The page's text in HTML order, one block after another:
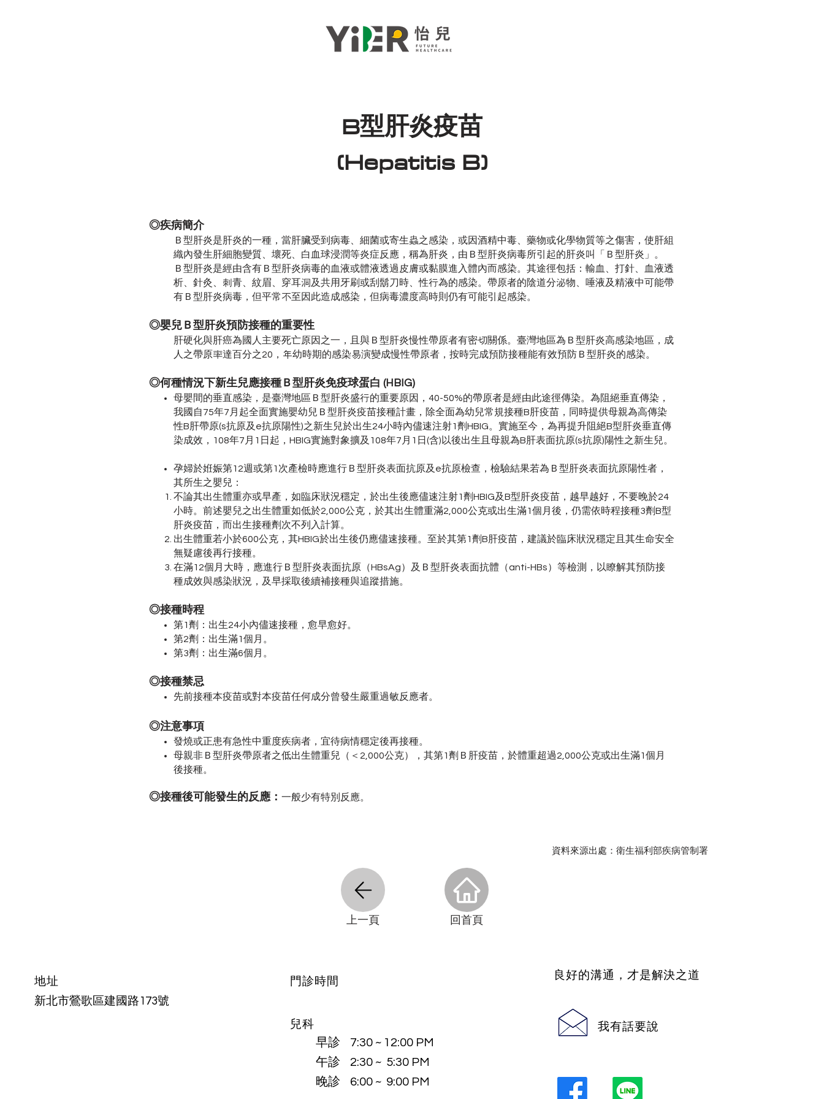
B型肝炎疫苗
(Hepatitis B)
◎疾病簡介
Ｂ型肝炎是肝炎的一種，當肝臟受到病毒、細菌或寄生蟲之感染，或因酒精中毒、藥物或化學物質等之傷害，使肝組
織內發生肝細胞變質、壞死、白血球浸潤等炎症反應，稱為肝炎，由Ｂ型肝炎病毒所引起的肝炎叫「Ｂ型肝炎」。
Ｂ型肝炎是經由含有Ｂ型肝炎病毒的血液或體液透過皮膚或黏膜進入體內而感染。其途徑包括：輸血、打針、血液透
析、針灸、刺青、紋眉、穿耳洞及共用牙刷或刮鬍刀時、性行為的感染。帶原者的陰道分泌物、唾液及精液中可能帶
有Ｂ型肝炎病毒，但平常不至因此造成感染，但病毒濃度高時則仍有可能引起感染。
◎嬰兒Ｂ型肝炎預防接種的重要性
肝硬化與肝癌為國人主要死亡原因之一，且與Ｂ型肝炎慢性帶原者有密切關係。臺灣地區為Ｂ型肝炎高感染地區，成
人之帶原率達百分之20，年幼時期的感染易演變成慢性帶原者，按時完成預防接種能有效預防Ｂ型肝炎的感染。
◎何種情況下新生兒應接種Ｂ型肝炎免疫球蛋白 (HBIG)
母嬰間的垂直感染，是臺灣地區Ｂ型肝炎盛行的重要原因，40-50%的帶原者是經由此途徑傳染。為阻絕垂直傳染，
我國自75年7月起全面實施嬰幼兒Ｂ型肝炎疫苗接種計畫，除全面為幼兒常規接種B肝疫苗，同時提供母親為高傳染
性B肝帶原(s抗原及e抗原陽性)之新生兒於出生24小時內儘速注射1劑HBIG。實施至今，為再提升阻絕B型肝炎垂直傳
染成效，108年7月1日起，HBIG實施對象擴及108年7月1日(含)以後出生且母親為B肝表面抗原(s抗原)陽性之新生兒。
孕婦於姙娠第12週或第1次產檢時應進行Ｂ型肝炎表面抗原及e抗原檢查，檢驗結果若為Ｂ型肝炎表面抗原陽性者，
其所生之嬰兒：
不論其出生體重亦或早產，如臨床狀況穩定，於出生後應儘速注射1劑HBIG及B型肝炎疫苗，越早越好，不要晚於24
小時。前述嬰兒之出生體重如低於2,000公克，於其出生體重滿2,000公克或出生滿1個月後，仍需依時程接種3劑B型
肝炎疫苗，而出生接種劑次不列入計算。
出生體重若小於600公克，其HBIG於出生後仍應儘速接種。至於其第1劑B肝疫苗，建議於臨床狀況穩定且其生命安全
無疑慮後再行接種。
在滿12個月大時，應進行Ｂ型肝炎表面抗原（HBsAg）及Ｂ型肝炎表面抗體（anti-HBs）等檢測，以瞭解其預防接
種成效與感染狀況，及早採取後續補接種與追蹤措施。
◎接種時程
第1劑：出生24小內儘速接種，愈早愈好。
第2劑：出生滿1個月。
第3劑：出生滿6個月。
◎接種禁忌
先前接種本疫苗或對本疫苗任何成分曾發生嚴重過敏反應者。
◎注意事項
發燒或正患有急性中重度疾病者，宜待病情穩定後再接種。
母親非Ｂ型肝炎帶原者之低出生體重兒（＜2,000公克），其第1劑Ｂ肝疫苗，於體重超過2,000公克或出生滿1個月
後接種。
◎接種後可能發生的反應： 一般少有特別反應。
資料來源出處：衛生福利部疾病管制署
​上一頁 ​回首頁
​地址
新北市鶯歌區建國路173號
​門診時間
兒科
早診 7:30 ~ 12:00 PM
午診 2:30 ~ 5:30 PM
晚診 6:00 ~ 9:00 PM
​良好的溝通，才是解決之道
我有話要說